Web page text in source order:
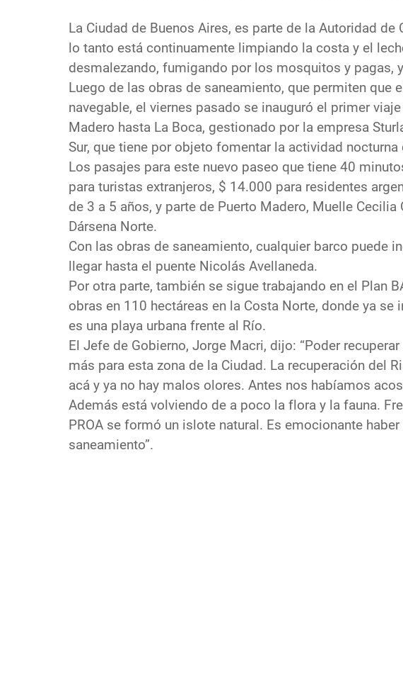
La Ciudad de Buenos Aires, es parte de la Autoridad de
lo tanto está continuamente limpiando la costa y el
desmalezando, fumigando por los mosquitos y pagas,
Luego de las obras de saneamiento, que permiten que
navegable, el viernes pasado se inauguró el primer
Madero hasta La Boca, gestionado por la empresa
Sur, que tiene por objeto fomentar la actividad nocturna
Los pasajes para este nuevo paseo que tiene 40
para turistas extranjeros, $ 14.000 para residentes
de 3 a 5 años, y parte de Puerto Madero, Muelle Cecilia
Dársena Norte.
Con las obras de saneamiento, cualquier barco puede
llegar hasta el puente Nicolás Avellaneda.
Por otra parte, también se sigue trabajando en el Plan
obras en 110 hectáreas en la Costa Norte, donde ya se
es una playa urbana frente al Río.
El Jefe de Gobierno, Jorge Macri, dijo: “Poder
más para esta zona de la Ciudad. La recuperación del
acá y ya no hay malos olores. Antes nos habíamos
Además está volviendo de a poco la flora y la fauna.
PROA se formó un islote natural. Es emocionante
saneamiento”.